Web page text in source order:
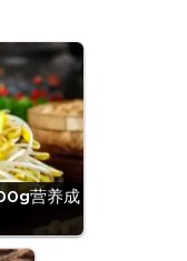
营养成